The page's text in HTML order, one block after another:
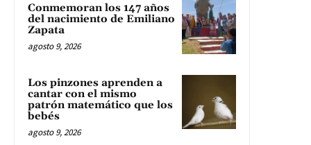
Conmemoran los 147 años
del nacimiento de Emiliano
Zapata
agosto 9, 2026
Los pinzones aprenden a
cantar con el mismo
patrón matemático que los
bebés
agosto 9, 2026